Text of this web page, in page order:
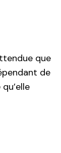
que
de